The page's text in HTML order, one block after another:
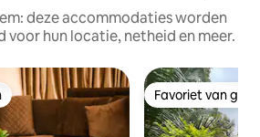
deze accommodaties worden
voor hun locatie, netheid en meer.
Favoriet van
Favoriet van